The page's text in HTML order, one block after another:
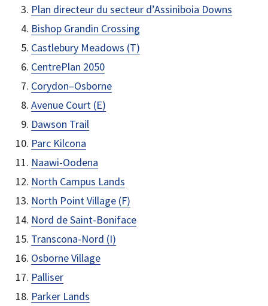
Plan directeur du secteur d’Assiniboia Downs
Bishop Grandin Crossing
Castlebury Meadows (T)
CentrePlan 2050
Corydon–Osborne
Avenue Court (E)
Dawson Trail
Parc Kilcona
Naawi-Oodena
North Campus Lands
North Point Village (F)
Nord de Saint-Boniface
Transcona-Nord (I)
Osborne Village
Palliser
Parker Lands